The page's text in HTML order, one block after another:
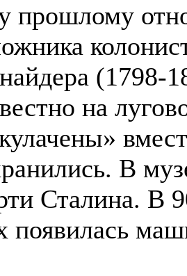
прошлому
(1798-
на
В
Сталина. В
появилась